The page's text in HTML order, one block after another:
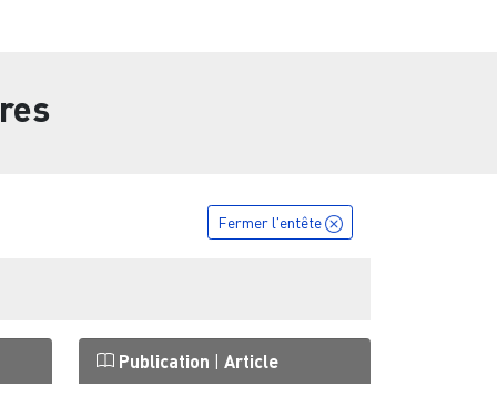
Fermer l'entête
Publication | Article